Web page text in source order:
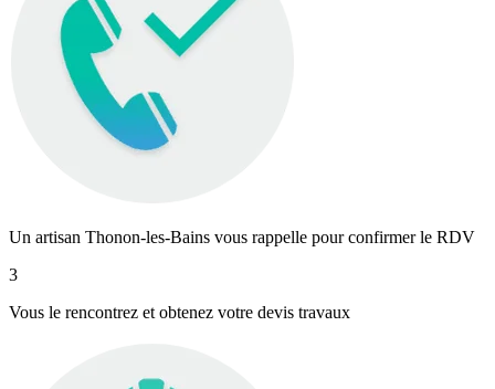
Un artisan Thonon-les-Bains vous rappelle pour confirmer le RDV
3
Vous le rencontrez et obtenez votre devis travaux